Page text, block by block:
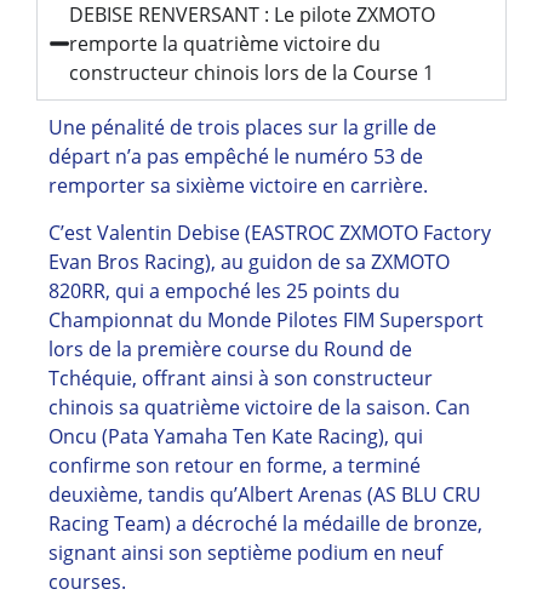
DEBISE RENVERSANT : Le pilote ZXMOTO
remporte la quatrième victoire du
constructeur chinois lors de la Course 1
Une pénalité de trois places sur la grille de
départ n’a pas empêché le numéro 53 de
remporter sa sixième victoire en carrière.
C’est Valentin Debise (EASTROC ZXMOTO Factory
Evan Bros Racing), au guidon de sa ZXMOTO
820RR, qui a empoché les 25 points du
Championnat du Monde Pilotes FIM Supersport
lors de la première course du Round de
Tchéquie, offrant ainsi à son constructeur
chinois sa quatrième victoire de la saison. Can
Oncu (Pata Yamaha Ten Kate Racing), qui
confirme son retour en forme, a terminé
deuxième, tandis qu’Albert Arenas (AS BLU CRU
Racing Team) a décroché la médaille de bronze,
signant ainsi son septième podium en neuf
courses.